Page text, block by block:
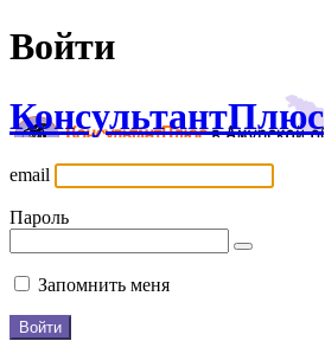
Войти
КонсультантПлюс
email
Пароль
Запомнить меня